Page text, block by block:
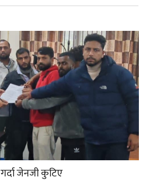
जेनजी कुटिए